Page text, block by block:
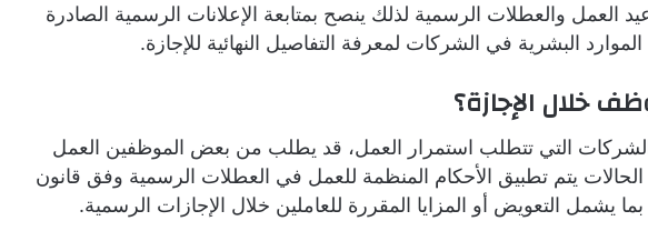
العمل والعطلات الرسمية لذلك ينصح بمتابعة الإعلانات الرسمية الصادرة
البشرية في الشركات لمعرفة التفاصيل النهائية للإجازة.
خلال الإجازة؟
التي تتطلب استمرار العمل، قد يطلب من بعض الموظفين العمل
يتم تطبيق الأحكام المنظمة للعمل في العطلات الرسمية وفق قانون
يشمل التعويض أو المزايا المقررة للعاملين خلال الإجازات الرسمية.